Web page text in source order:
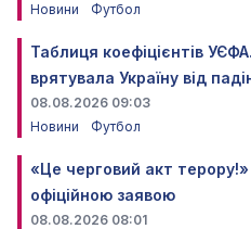
Новини
Футбол
Таблиця коефіцієнтів
врятувала Україну від
08.08.2026 09:03
Новини
Футбол
«Це черговий акт
офіційною заявою
08.08.2026 08:01